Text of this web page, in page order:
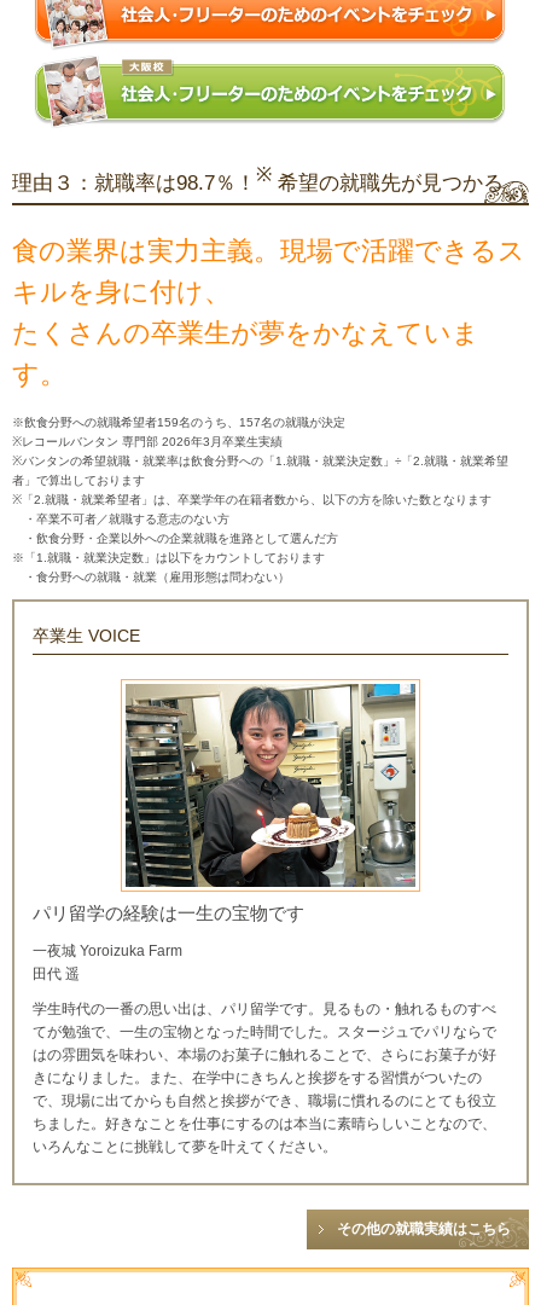
理由３：就職率は98.7％！ ※ 希望の就職先が見つかる
食の業界は実力主義。現場で活躍できるス
キルを身に付け、
たくさんの卒業生が夢をかなえていま
す。
※飲食分野への就職希望者159名のうち、157名の就職が決定
※レコールバンタン 専門部 2026年3月卒業生実績
※バンタンの希望就職・就業率は飲食分野への「1.就職・就業決定数」÷「2.就職・就業希望
者」で算出しております
※「2.就職・就業希望者」は、卒業学年の在籍者数から、以下の方を除いた数となります
・卒業不可者／就職する意志のない方
・飲食分野・企業以外への企業就職を進路として選んだ方
※「1.就職・就業決定数」は以下をカウントしております
・食分野への就職・就業（雇用形態は問わない）
卒業生 VOICE
パリ留学の経験は一生の宝物です
一夜城 Yoroizuka Farm
田代 遥
学生時代の一番の思い出は、パリ留学です。見るもの・触れるものすべ
てが勉強で、一生の宝物となった時間でした。スタージュでパリならで
はの雰囲気を味わい、本場のお菓子に触れることで、さらにお菓子が好
きになりました。また、在学中にきちんと挨拶をする習慣がついたの
で、現場に出てからも自然と挨拶ができ、職場に慣れるのにとても役立
ちました。好きなことを仕事にするのは本当に素晴らしいことなので、
いろんなことに挑戦して夢を叶えてください。
その他の就職実績はこちら